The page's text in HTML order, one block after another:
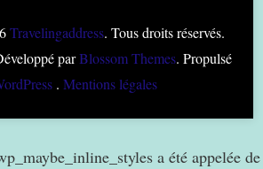
Travelingaddress. Tous droits réservés.
parBlossom Themes. Propulsé
. Mentions légales
a été appelée de